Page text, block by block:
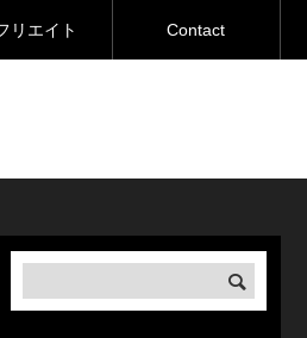
リエイト Contact
ー新境地！ 今日の一枚 煌めく